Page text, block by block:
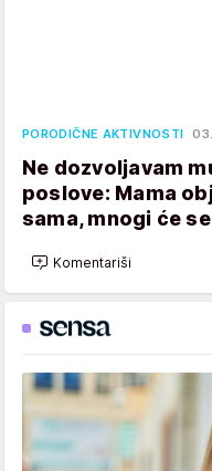
PORODIČNE AKTIVNOSTI
Ne dozvoljavam
poslove: Mama
sama, mnogi će
Komentariši